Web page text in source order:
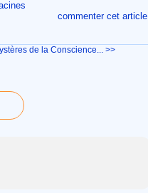
commenter cet article
de la Conscience... >>